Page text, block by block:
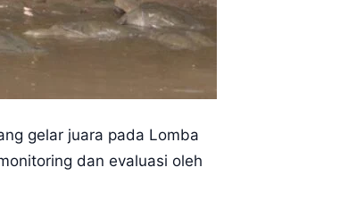
gelar juara pada Lomba
dan evaluasi oleh